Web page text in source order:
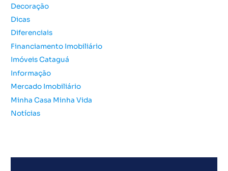
p
o
r
:
Decoração
Dicas
Diferenciais
Financiamento Imobiliário
Imóveis Cataguá
Informação
Mercado Imobiliário
Minha Casa Minha Vida
Notícias